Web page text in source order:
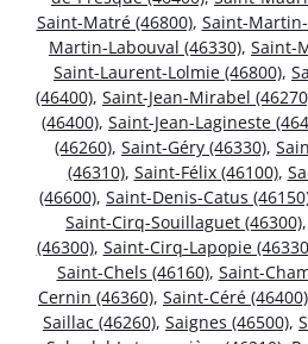
Saint-Matré (46800), Saint-
Martin-Labouval (46330), Saint-
Saint-Laurent-Lolmie (46800),
(46400), Saint-Jean-Mirabel
(46400), Saint-Jean-Lagineste
(46260), Saint-Géry (46330),
(46310), Saint-Félix (46100),
(46600), Saint-Denis-Catus
Saint-Cirq-Souillaguet (46300),
(46300), Saint-Cirq-Lapopie
Saint-Chels (46160), Saint-
Cernin (46360), Saint-Céré (46400)
Saillac (46260), Saignes (46500),